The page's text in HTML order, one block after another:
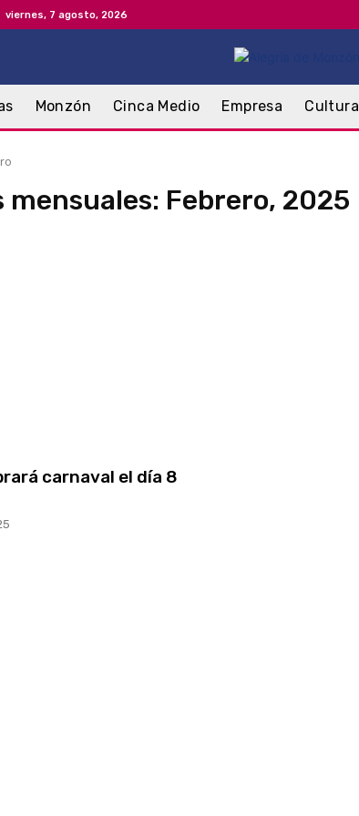
viernes, 7 agosto, 2026
Monzón Cinca Medio Empresa Cultura
mensuales: Febrero, 2025
carnaval el día 8